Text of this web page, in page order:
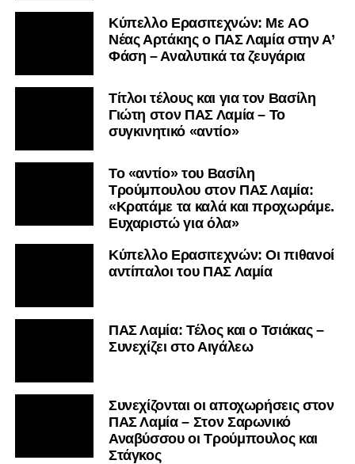
Kύπελλο Ερασιτεχνών: Με AO
Nέας Αρτάκης ο ΠΑΣ Λαμία στην Α’
Φάση – Αναλυτικά τα ζευγάρια
Τίτλοι τέλους και για τον Βασίλη
Γιώτη στον ΠΑΣ Λαμία – Το
συγκινητικό «αντίο»
Το «αντίο» του Βασίλη
Τρούμπουλου στον ΠΑΣ Λαμία:
«Κρατάμε τα καλά και προχωράμε.
Ευχαριστώ για όλα»
Κύπελλο Ερασιτεχνών: Οι πιθανοί
αντίπαλοι του ΠΑΣ Λαμία
ΠΑΣ Λαμία: Τέλος και ο Τσιάκας –
Συνεχίζει στο Αιγάλεω
Συνεχίζονται οι αποχωρήσεις στον
ΠΑΣ Λαμία – Στον Σαρωνικό
Αναβύσσου οι Τρούμπουλος και
Στάγκος